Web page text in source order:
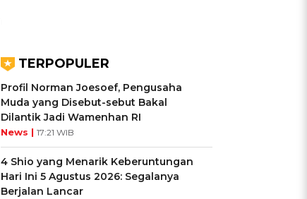
TERPOPULER
Profil Norman Joesoef, Pengusaha
Muda yang Disebut-sebut Bakal
Dilantik Jadi Wamenhan RI
News | 17:21 WIB
4 Shio yang Menarik Keberuntungan
Hari Ini 5 Agustus 2026: Segalanya
Berjalan Lancar